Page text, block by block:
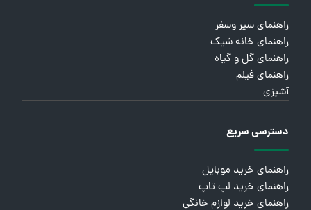
راهنمای سیر وسفر
راهنمای خانه شیک
راهنمای گل و گیاه
راهنمای فیلم
آشپزی
دسترسی سریع
راهنمای خرید موبایل
راهنمای خرید لپ تاپ
راهنمای خرید لوازم خانگی